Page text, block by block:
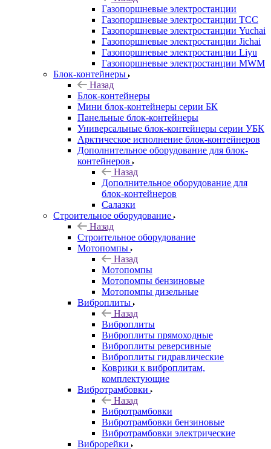
Газопоршневые электростанции
Газопоршневые электростанции ТСС
Газопоршневые электростанции Yuchai
Газопоршневые электростанции Jichai
Газопоршневые электростанции Liyu
Газопоршневые электростанции MWM
Блок-контейнеры
Назад
Блок-контейнеры
Мини блок-контейнеры серии БК
Панельные блок-контейнеры
Универсальные блок-контейнеры серии УБК
Арктическое исполнение блок-контейнеров
Дополнительное оборудование для блок-
контейнеров
Назад
Дополнительное оборудование для
блок-контейнеров
Салазки
Строительное оборудование
Назад
Строительное оборудование
Мотопомпы
Назад
Мотопомпы
Мотопомпы бензиновые
Мотопомпы дизельные
Виброплиты
Назад
Виброплиты
Виброплиты прямоходные
Виброплиты реверсивные
Виброплиты гидравлические
Коврики к виброплитам,
комплектующие
Вибротрамбовки
Назад
Вибротрамбовки
Вибротрамбовки бензиновые
Вибротрамбовки электрические
Виброрейки